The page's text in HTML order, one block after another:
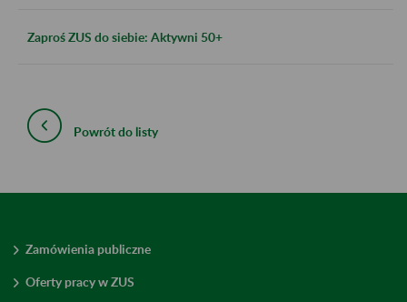
Zaproś ZUS do siebie: Aktywni 50+
Powrót do listy
Zamówienia publiczne
Oferty pracy w ZUS